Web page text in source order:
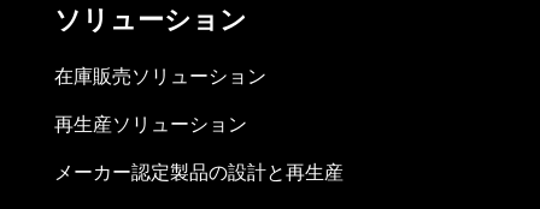
ソリューション
在庫販売ソリューション
再生産ソリューション
メーカー認定製品の設計と再生産